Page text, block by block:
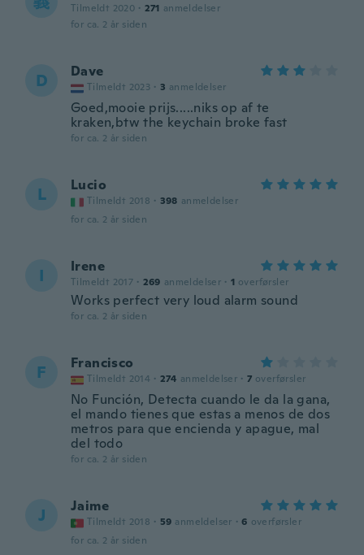
Tilmeldt 2020 · 271 anmeldelser
for ca. 2 år siden
D Dave
Tilmeldt 2023 · 3 anmeldelser
Goed,mooie prijs.....niks op af te
kraken,btw the keychain broke fast
for ca. 2 år siden
L Lucio
Tilmeldt 2018 · 398 anmeldelser
for ca. 2 år siden
I Irene
Tilmeldt 2017 · 269 anmeldelser · 1 overførsler
Works perfect very loud alarm sound
for ca. 2 år siden
F Francisco
Tilmeldt 2014 · 274 anmeldelser · 7 overførsler
No Función, Detecta cuando le da la gana,
el mando tienes que estas a menos de dos
metros para que encienda y apague, mal
del todo
for ca. 2 år siden
J Jaime
Tilmeldt 2018 · 59 anmeldelser · 6 overførsler
for ca. 2 år siden